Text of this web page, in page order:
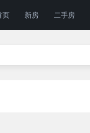
页 新房 二手房